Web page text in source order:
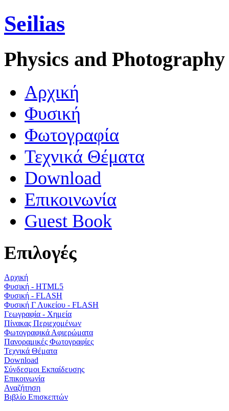
Seilias
Physics and Photography
Aρχική
Φυσική
Φωτογραφία
Τεχνικά Θέματα
Download
Επικοινωνία
Guest Book
Επιλογές
Αρχική
Φυσική - HTML5
Φυσική - FLASH
Φυσική Γ Λυκείου - FLASH
Γεωγραφία - Χημεία
Πίνακας Περιεχομένων
Φωτογραφικά Αφιερώματα
Πανοραμικές Φωτογραφίες
Τεχνικά Θέματα
Download
Σύνδεσμοι Εκπαίδευσης
Επικοινωνία
Αναζήτηση
Βιβλίο Επισκεπτών